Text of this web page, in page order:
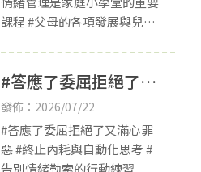
課程 #父母的各項發展與兒童
#答應了委屈拒絕了又
滿心罪惡
發佈：2026/07/22
#答應了委屈拒絕了又滿心罪
惡 #終止內耗與自動化思考 #
告別情緒勒索的行動練習